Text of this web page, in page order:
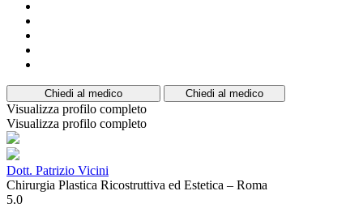
Chiedi al medico Chiedi al medico
Visualizza profilo completo
Visualizza profilo completo
Dott. Patrizio Vicini
Chirurgia Plastica Ricostruttiva ed Estetica – Roma
5.0